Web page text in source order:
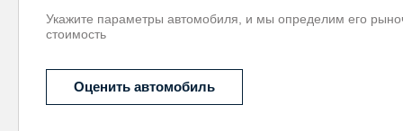
Укажите параметры автомобиля, и мы определим его
стоимость
Оценить автомобиль